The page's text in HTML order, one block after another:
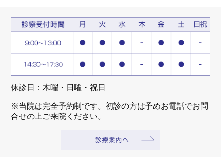
休診日：木曜・日曜・祝日
※当院は完全予約制です。初診の方は予めお電話でお問
合せの上ご来院ください。